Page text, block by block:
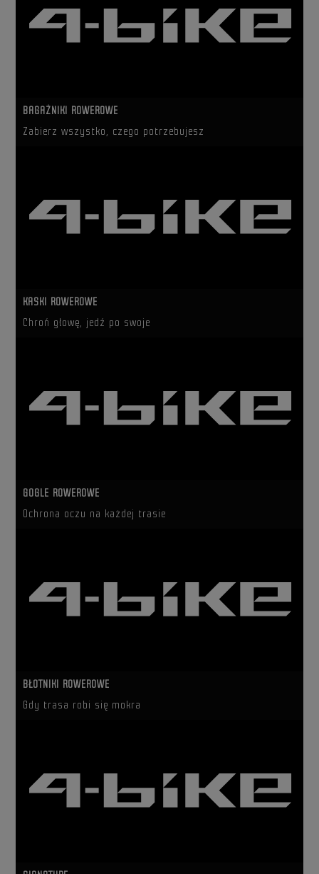
BAGAŻNIKI ROWEROWE
Zabierz wszystko, czego potrzebujesz
KASKI ROWEROWE
Chroń głowę, jedź po swoje
GOGLE ROWEROWE
Ochrona oczu na każdej trasie
BŁOTNIKI ROWEROWE
Gdy trasa robi się mokra